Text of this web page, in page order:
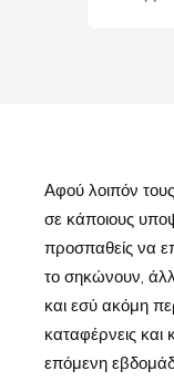
Αφού λοιπόν τους
σε κάποιους
προσπαθείς να
το σηκώνουν,
και εσύ ακόμη
καταφέρνεις και
επόμενη